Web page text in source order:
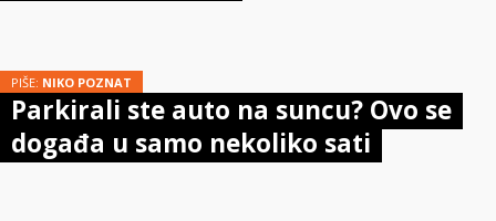
PIŠE: NIKO POZNAT
Parkirali ste auto na suncu? Ovo se
događa u samo nekoliko sati